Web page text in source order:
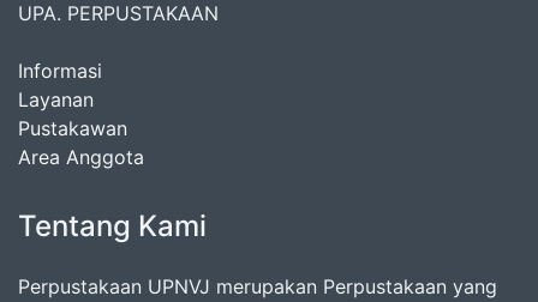
UPA. PERPUSTAKAAN
Informasi
Layanan
Pustakawan
Area Anggota
Tentang Kami
Perpustakaan UPNVJ merupakan Perpustakaan yang